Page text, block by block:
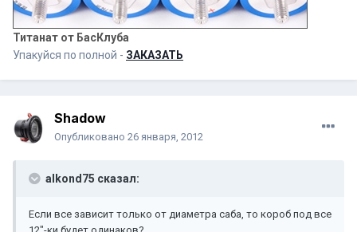
Титанат от БасКлуба
Упакуйся по полной - ЗАКАЗАТЬ
Shadow
Опубликовано 26 января, 2012
alkond75 сказал:
Если все зависит только от диаметра саба, то короб под все